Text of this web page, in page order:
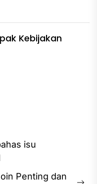
Kebijakan
isu
Penting dan